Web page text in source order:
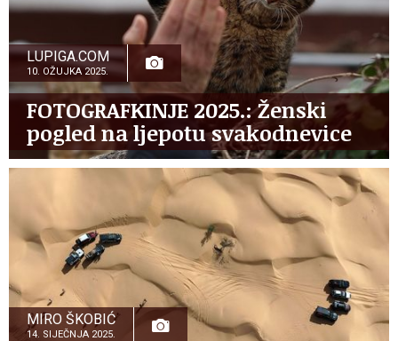
LUPIGA.COM
10. OŽUJKA 2025.
FOTOGRAFKINJE 2025.: Ženski
pogled na ljepotu svakodnevice
MIRO ŠKOBIĆ
14. SIJEČNJA 2025.